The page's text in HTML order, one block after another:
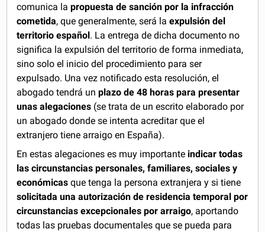
comunica lapropuesta de sanción por la infracción
cometida, que generalmente, será laexpulsión del
territorio español . La entrega de dicha documento no
significa la expulsión del territorio de forma inmediata,
sino solo el inicio del procedimiento para ser
expulsado. Una vez notificado esta resolución, el
abogado tendrá unplazo de 48 horas para presentar
unas alegaciones (se trata de un escrito elaborado por
un abogado donde se intenta acreditar que el
extranjero tiene arraigo en España).
En estas alegaciones es muy importante indicar todas
las circunstancias personales, familiares, sociales y
económicas que tenga la persona extranjera y si tiene
solicitada una autorización de residencia temporal por
circunstancias excepcionales por arraigo, aportando
todas las pruebas documentales que se pueda para